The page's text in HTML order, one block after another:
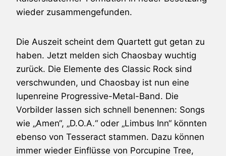
wieder zusammengefunden.
Die Auszeit scheint dem Quartett gut getan zu
haben. Jetzt melden sich Chaosbay wuchtig
zurück. Die Elemente des Classic Rock sind
verschwunden, und Chaosbay ist nun eine
lupenreine Progressive-Metal-Band. Die
Vorbilder lassen sich schnell benennen: Songs
wie „Amen“, „D.O.A.“ oder „Limbus Inn“ könnten
ebenso von Tesseract stammen. Dazu können
immer wieder Einflüsse von Porcupine Tree,